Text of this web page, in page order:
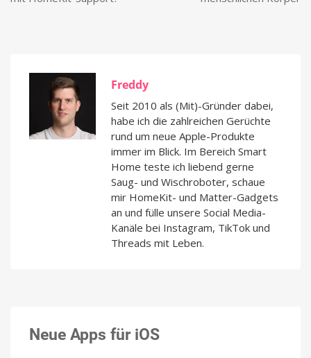
Freddy
Seit 2010 als (Mit)-Gründer dabei,
habe ich die zahlreichen Gerüchte
rund um neue Apple-Produkte
immer im Blick. Im Bereich Smart
Home teste ich liebend gerne
Saug- und Wischroboter, schaue
mir HomeKit- und Matter-Gadgets
an und fülle unsere Social Media-
Kanäle bei Instagram, TikTok und
Threads mit Leben.
Neue Apps für iOS